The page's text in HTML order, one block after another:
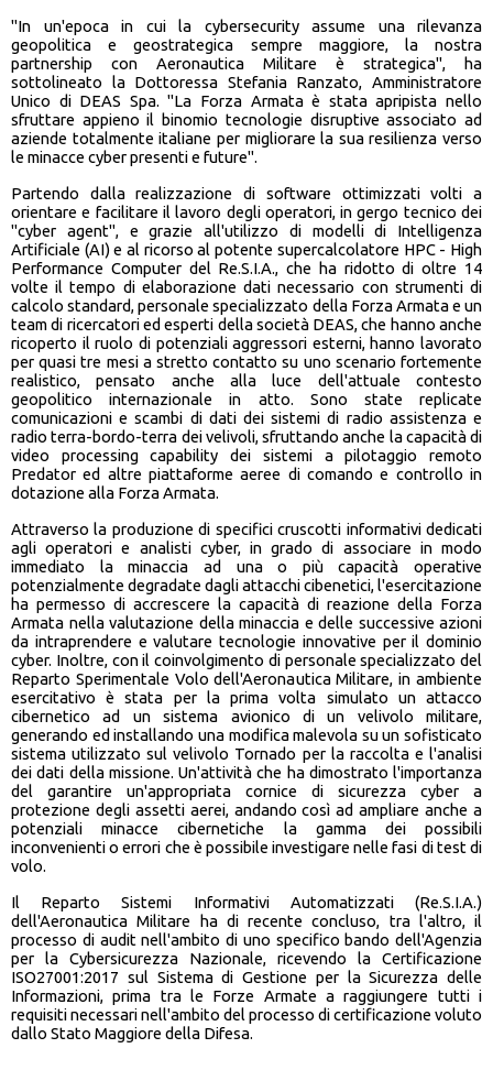
"In un'epoca in cui la cybersecurity assume una rilevanza
geopolitica e geostrategica sempre maggiore, la nostra
partnership con Aeronautica Militare è strategica", ha
sottolineato la Dottoressa Stefania Ranzato, Amministratore
Unico di DEAS Spa. "La Forza Armata è stata apripista nello
sfruttare appieno il binomio tecnologie disruptive associato ad
aziende totalmente italiane per migliorare la sua resilienza verso
le minacce cyber presenti e future".
Partendo dalla realizzazione di software ottimizzati volti a
orientare e facilitare il lavoro degli operatori, in gergo tecnico dei
"cyber agent", e grazie all'utilizzo di modelli di Intelligenza
Artificiale (AI) e al ricorso al potente supercalcolatore HPC - High
Performance Computer del Re.S.I.A., che ha ridotto di oltre 14
volte il tempo di elaborazione dati necessario con strumenti di
calcolo standard, personale specializzato della Forza Armata e un
team di ricercatori ed esperti della società DEAS, che hanno anche
ricoperto il ruolo di potenziali aggressori esterni, hanno lavorato
per quasi tre mesi a stretto contatto su uno scenario fortemente
realistico, pensato anche alla luce dell'attuale contesto
geopolitico internazionale in atto. Sono state replicate
comunicazioni e scambi di dati dei sistemi di radio assistenza e
radio terra-bordo-terra dei velivoli, sfruttando anche la capacità di
video processing capability dei sistemi a pilotaggio remoto
Predator ed altre piattaforme aeree di comando e controllo in
dotazione alla Forza Armata.
Attraverso la produzione di specifici cruscotti informativi dedicati
agli operatori e analisti cyber, in grado di associare in modo
immediato la minaccia ad una o più capacità operative
potenzialmente degradate dagli attacchi cibenetici, l'esercitazione
ha permesso di accrescere la capacità di reazione della Forza
Armata nella valutazione della minaccia e delle successive azioni
da intraprendere e valutare tecnologie innovative per il dominio
cyber. Inoltre, con il coinvolgimento di personale specializzato del
Reparto Sperimentale Volo dell'Aeronautica Militare, in ambiente
esercitativo è stata per la prima volta simulato un attacco
cibernetico ad un sistema avionico di un velivolo militare,
generando ed installando una modifica malevola su un sofisticato
sistema utilizzato sul velivolo Tornado per la raccolta e l'analisi
dei dati della missione. Un'attività che ha dimostrato l'importanza
del garantire un'appropriata cornice di sicurezza cyber a
protezione degli assetti aerei, andando così ad ampliare anche a
potenziali minacce cibernetiche la gamma dei possibili
inconvenienti o errori che è possibile investigare nelle fasi di test di
volo.
Il Reparto Sistemi Informativi Automatizzati (Re.S.I.A.)
dell'Aeronautica Militare ha di recente concluso, tra l'altro, il
processo di audit nell'ambito di uno specifico bando dell'Agenzia
per la Cybersicurezza Nazionale, ricevendo la Certificazione
ISO27001:2017 sul Sistema di Gestione per la Sicurezza delle
Informazioni, prima tra le Forze Armate a raggiungere tutti i
requisiti necessari nell'ambito del processo di certificazione voluto
dallo Stato Maggiore della Difesa.